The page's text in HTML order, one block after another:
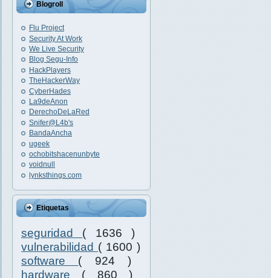
Blogroll
Flu Project
Security At Work
We Live Security
Blog Segu-Info
HackPlayers
TheHackerWay
CyberHades
La9deAnon
DerechoDeLaRed
Snifer@L4b's
BandaAncha
ugeek
ochobitshacenunbyte
voidnull
lynksthings.com
Etiquetas
seguridad ( 1636 )
vulnerabilidad ( 1600 )
software ( 924 )
hardware ( 860 )